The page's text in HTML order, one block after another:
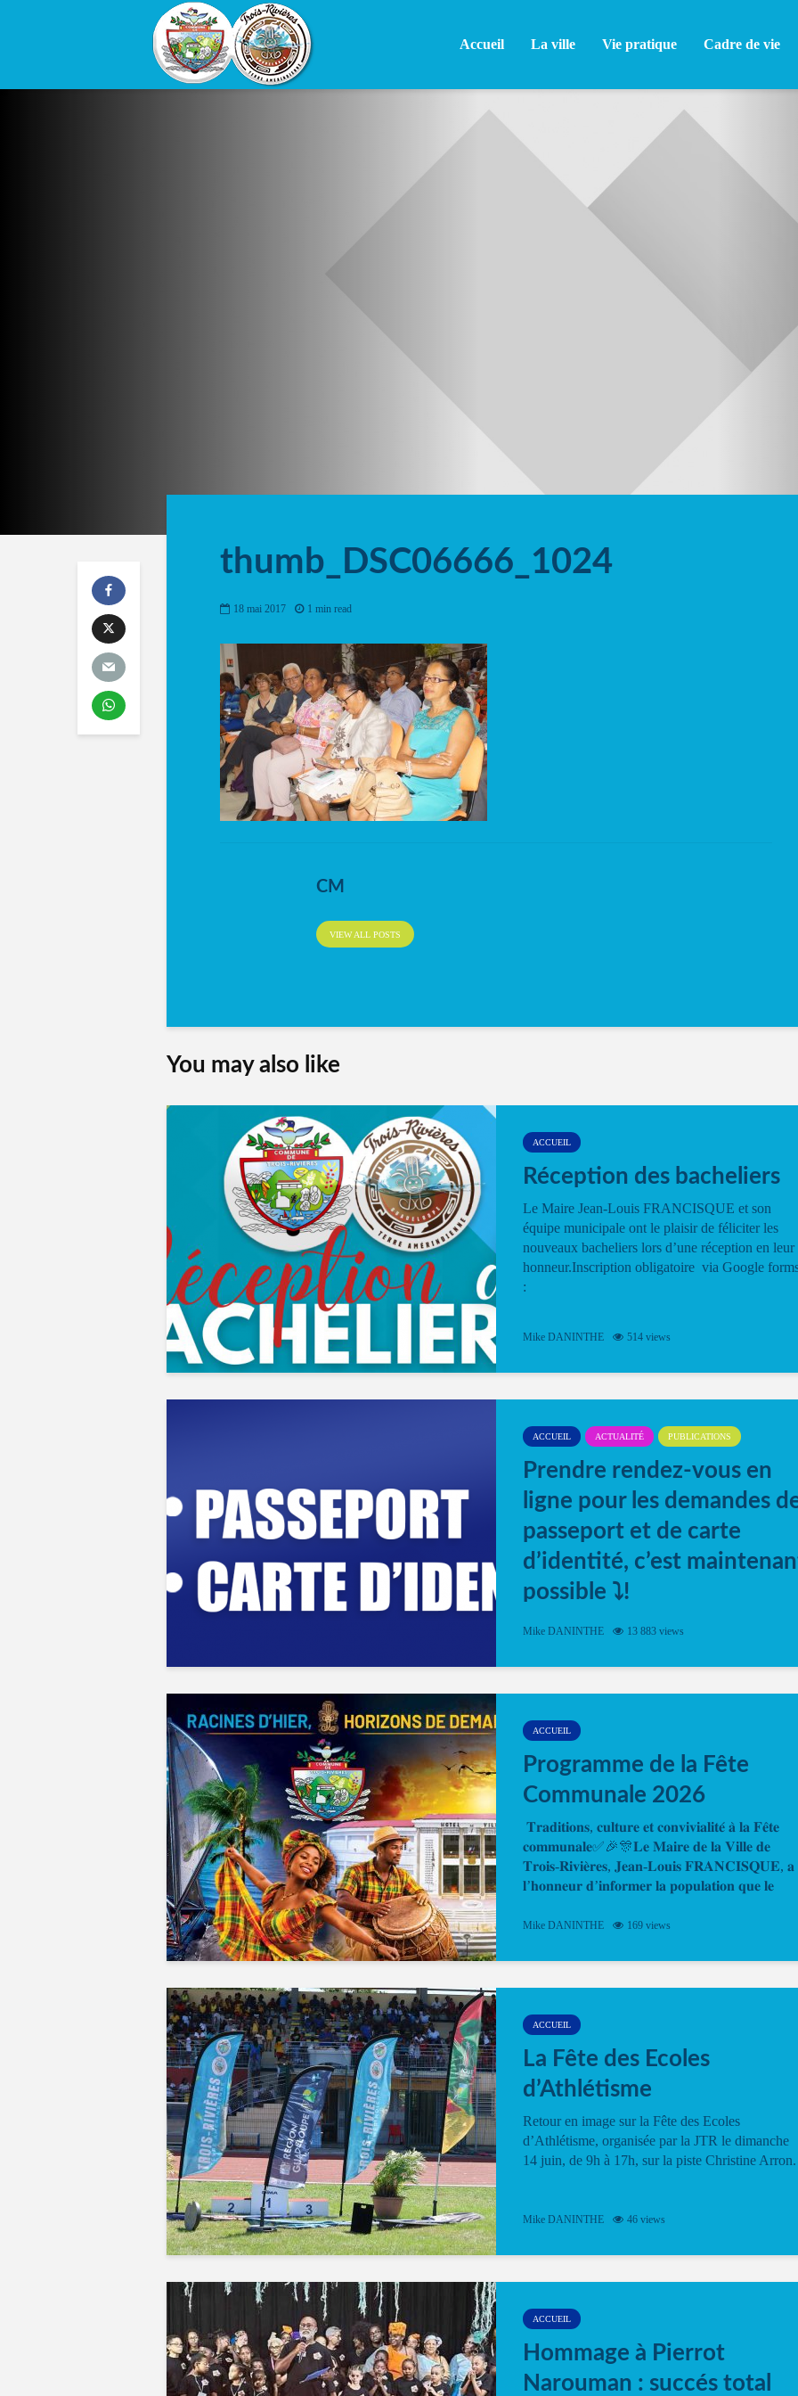
Accueil La ville Vie pratique Cadre de vie
thumb_DSC06666_1024
18 mai 2017 1 min read
CM
VIEW ALL POSTS
You may also like
ACCUEIL
Réception des bacheliers
Le Maire Jean-Louis FRANCISQUE et son
équipe municipale ont le plaisir de féliciter les
nouveaux bacheliers lors d’une réception en leur
honneur.Inscription obligatoire via Google
:
Mike DANINTHE 514 views
ACCUEIL ACTUALITÉ PUBLICATIONS
Prendre rendez-vous en
ligne pour les demandes
passeport et de carte
d’identité, c’est
possible ⤵️!
Désormais, il est possible de prendre rendez-vous
Mike DANINTHE 13 883 views
ACCUEIL
Programme de la Fête
Communale 2026
𝐓𝐫𝐚𝐝𝐢𝐭𝐢𝐨𝐧𝐬, 𝐜𝐮𝐥𝐭𝐮𝐫𝐞 𝐞𝐭 𝐜𝐨𝐧𝐯𝐢𝐯𝐢𝐚𝐥𝐢𝐭𝐞́ 𝐚̀ 𝐥𝐚 𝐅𝐞̂𝐭𝐞
𝐜𝐨𝐦𝐦𝐮𝐧𝐚𝐥𝐞✅🎉🎊𝐋𝐞 𝐌𝐚𝐢𝐫𝐞 𝐝𝐞 𝐥𝐚 𝐕𝐢𝐥𝐥𝐞 𝐝𝐞
𝐓𝐫𝐨𝐢𝐬-𝐑𝐢𝐯𝐢𝐞̀𝐫𝐞𝐬, 𝐉𝐞𝐚𝐧-𝐋𝐨𝐮𝐢𝐬 𝐅𝐑𝐀𝐍𝐂𝐈𝐒𝐐𝐔𝐄, 𝐚
𝐥’𝐡𝐨𝐧𝐧𝐞𝐮𝐫 𝐝’𝐢𝐧𝐟𝐨𝐫𝐦𝐞𝐫 𝐥𝐚 𝐩𝐨𝐩𝐮𝐥𝐚𝐭𝐢𝐨𝐧 𝐪𝐮𝐞 𝐥𝐞
Mike DANINTHE 169 views
ACCUEIL
La Fête des Ecoles
d’Athlétisme
Retour en image sur la Fête des Ecoles
d’Athlétisme, organisée par la JTR le dimanche
14 juin, de 9h à 17h, sur la piste Christine Arron.
Mike DANINTHE 46 views
ACCUEIL
Hommage à Pierrot
Narouman : succés total